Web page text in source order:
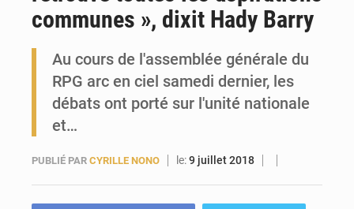
Forces Vives en Guinée : la coalition critique la gestion de Mamadi Doumbouya
communes », dixit Hady Barry
Au cours de l'assemblée générale du
RPG arc en ciel samedi dernier, les
débats ont porté sur l'unité nationale
et…
PUBLIÉ PAR CYRILLE NONO le:9 juillet 2018